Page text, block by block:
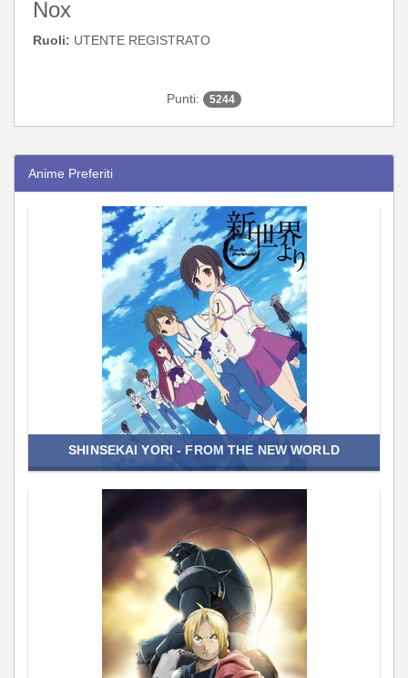
Nox
Ruoli: UTENTE REGISTRATO
Punti: 5244
Anime Preferiti
SHINSEKAI YORI - FROM THE NEW WORLD